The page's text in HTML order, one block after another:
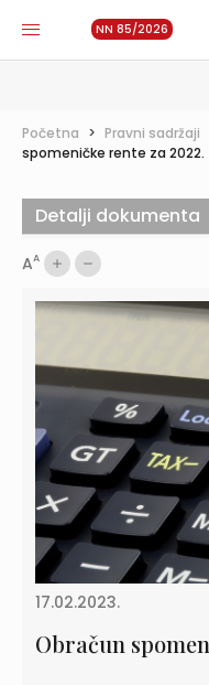
NN 85/2026
Početna > Pravni sadržaji
spomeničke rente za 2022.
AA
17.02.2023.
Obračun
Detalji dokumenta